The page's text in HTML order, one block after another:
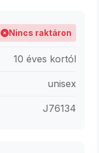
Nincs raktáron
10 éves kortól
unisex
J76134